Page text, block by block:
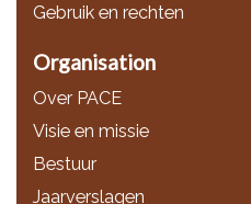
Gebruik en rechten
Organisation
Over PACE
Visie en missie
Bestuur
Jaarverslagen